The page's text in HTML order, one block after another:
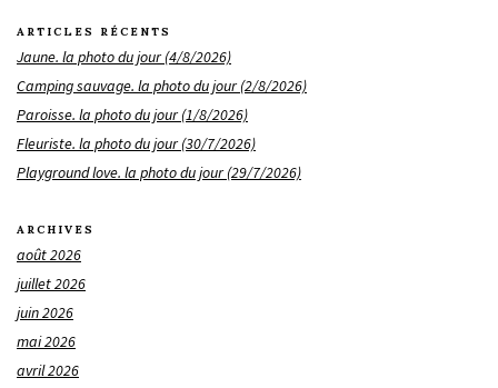
ARTICLES RÉCENTS
Jaune. la photo du jour (4/8/2026)
Camping sauvage. la photo du jour (2/8/2026)
Paroisse. la photo du jour (1/8/2026)
Fleuriste. la photo du jour (30/7/2026)
Playground love. la photo du jour (29/7/2026)
ARCHIVES
août 2026
juillet 2026
juin 2026
mai 2026
avril 2026